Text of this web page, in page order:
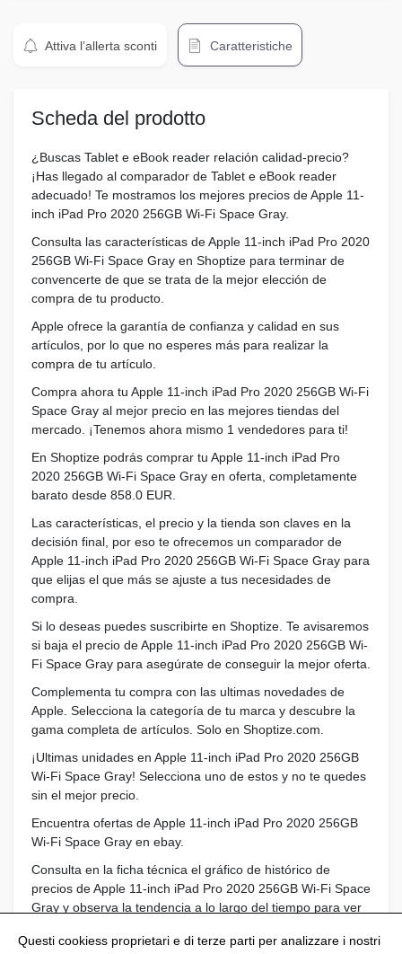
Attiva l’allerta sconti Caratteristiche
Scheda del prodotto
¿Buscas Tablet e eBook reader relación calidad-precio?
¡Has llegado al comparador de Tablet e eBook reader
adecuado! Te mostramos los mejores precios de Apple 11-
inch iPad Pro 2020 256GB Wi-Fi Space Gray.
Consulta las características de Apple 11-inch iPad Pro 2020
256GB Wi-Fi Space Gray en Shoptize para terminar de
convencerte de que se trata de la mejor elección de
compra de tu producto.
Apple ofrece la garantía de confianza y calidad en sus
artículos, por lo que no esperes más para realizar la
compra de tu artículo.
Compra ahora tu Apple 11-inch iPad Pro 2020 256GB Wi-Fi
Space Gray al mejor precio en las mejores tiendas del
mercado. ¡Tenemos ahora mismo 1 vendedores para ti!
En Shoptize podrás comprar tu Apple 11-inch iPad Pro
2020 256GB Wi-Fi Space Gray en oferta, completamente
barato desde 858.0 EUR.
Las características, el precio y la tienda son claves en la
decisión final, por eso te ofrecemos un comparador de
Apple 11-inch iPad Pro 2020 256GB Wi-Fi Space Gray para
que elijas el que más se ajuste a tus necesidades de
compra.
Si lo deseas puedes suscribirte en Shoptize. Te avisaremos
si baja el precio de Apple 11-inch iPad Pro 2020 256GB Wi-
Fi Space Gray para asegúrate de conseguir la mejor oferta.
Complementa tu compra con las ultimas novedades de
Apple. Selecciona la categoría de tu marca y descubre la
gama completa de artículos. Solo en Shoptize.com.
¡Ultimas unidades en Apple 11-inch iPad Pro 2020 256GB
Wi-Fi Space Gray! Selecciona uno de estos y no te quedes
sin el mejor precio.
Encuentra ofertas de Apple 11-inch iPad Pro 2020 256GB
Wi-Fi Space Gray en ebay.
Consulta en la ficha técnica el gráfico de histórico de
precios de Apple 11-inch iPad Pro 2020 256GB Wi-Fi Space
Gray y observa la tendencia a lo largo del tiempo para ver
Questi cookiess proprietari e di terze parti per analizzare i nostri